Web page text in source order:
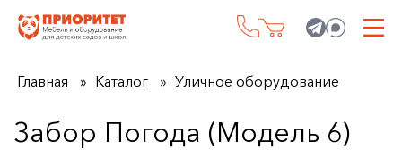
Главная Каталог Уличное оборудование
Забор Погода (Модель 6)